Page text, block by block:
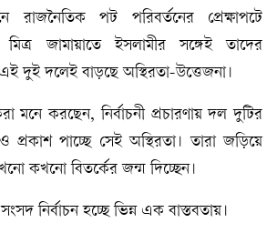
রাজনৈতিক পট পরিবর্তনের প্রেক্ষাপটে
মিত্র জামায়াতে ইসলামীর সঙ্গেই তাদের
এই দুই দলেই বাড়ছে অস্থিরতা-উত্তেজনা।
মনে করছেন, নির্বাচনী প্রচারণায় দল দুটির
প্রকাশ পাচ্ছে সেই অস্থিরতা। তারা জড়িয়ে
কখনো বিতর্কের জন্ম দিচ্ছেন।
নির্বাচন হচ্ছে ভিন্ন এক বাস্তবতায়।